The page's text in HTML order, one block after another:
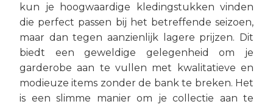
kun je hoogwaardige kledingstukken vinden
die perfect passen bij het betreffende seizoen,
maar dan tegen aanzienlijk lagere prijzen. Dit
biedt een geweldige gelegenheid om je
garderobe aan te vullen met kwalitatieve en
modieuze items zonder de bank te breken. Het
is een slimme manier om je collectie aan te